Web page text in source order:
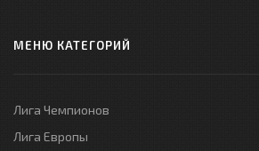
МЕНЮ КАТЕГОРИЙ
Лига Чемпионов
Лига Европы